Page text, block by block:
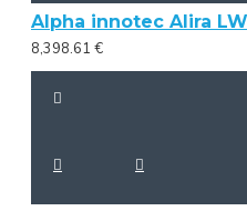
8,398.61 €